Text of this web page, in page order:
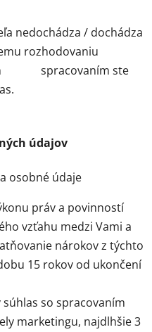
nedochádza / dochádza
rozhodovaniu
spracovaním ste
údajov
osobné údaje
práv a povinností
vzťahu medzi Vami a
nárokov z týchto
15 rokov od ukončení
so spracovaním
marketingu, najdlhšie 3